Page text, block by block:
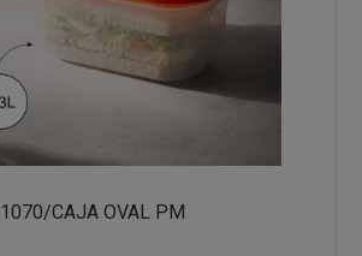
1070/CAJA OVAL PM